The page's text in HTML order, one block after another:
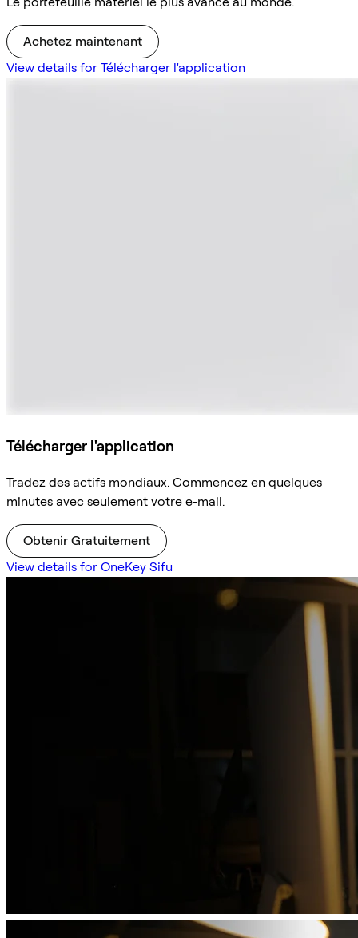
Achetez maintenant
View details for Télécharger l'application
Télécharger l'application
Tradez des actifs mondiaux. Commencez en quelques
minutes avec seulement votre e-mail.
Obtenir Gratuitement
View details for OneKey Sifu